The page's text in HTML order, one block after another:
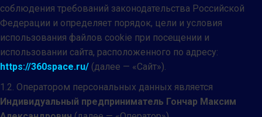
соблюдения требований законодательства Российской
Федерации и определяет порядок, цели и условия
использования файлов cookie при посещении и
использовании сайта, расположенного по адресу:
https://360space.ru/ (далее — «Сайт»).
1.2. Оператором персональных данных является
Индивидуальный предприниматель Гончар Максим